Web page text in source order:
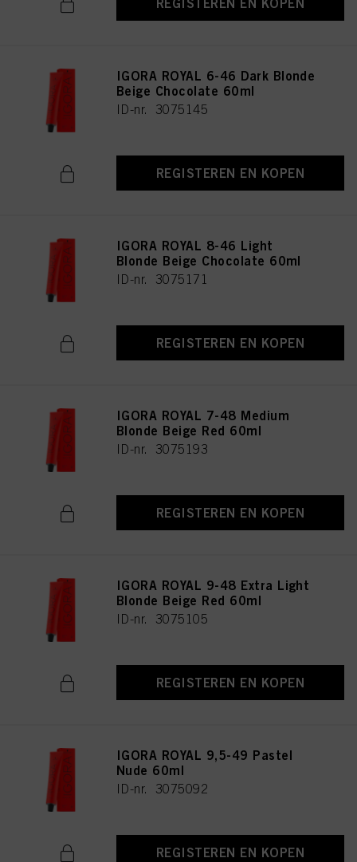
REGISTEREN EN KOPEN
IGORA ROYAL 6-46 Dark Blonde
Beige Chocolate 60ml
ID-nr. 3075145
REGISTEREN EN KOPEN
IGORA ROYAL 8-46 Light
Blonde Beige Chocolate 60ml
ID-nr. 3075171
REGISTEREN EN KOPEN
IGORA ROYAL 7-48 Medium
Blonde Beige Red 60ml
ID-nr. 3075193
REGISTEREN EN KOPEN
IGORA ROYAL 9-48 Extra Light
Blonde Beige Red 60ml
ID-nr. 3075105
REGISTEREN EN KOPEN
IGORA ROYAL 9,5-49 Pastel
Nude 60ml
ID-nr. 3075092
REGISTEREN EN KOPEN